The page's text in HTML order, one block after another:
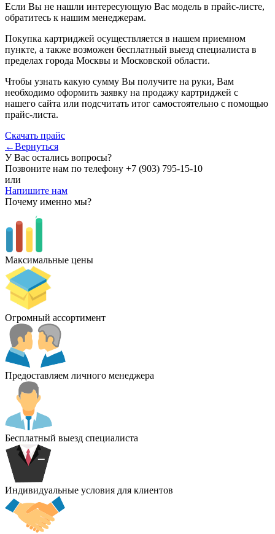
Если Вы не нашли интересующую Вас модель в прайс-листе,
обратитесь к нашим менеджерам.
Покупка картриджей осуществляется в нашем приемном
пункте, а также возможен бесплатный выезд специалиста в
пределах города Москвы и Московской области.
Чтобы узнать какую сумму Вы получите на руки, Вам
необходимо оформить заявку на продажу картриджей с
нашего сайта или подсчитать итог самостоятельно с помощью
прайс-листа.
Скачать прайс
←Вернуться
У Вас остались вопросы?
Позвоните нам по телефону +7 (903) 795-15-10
или
Напишите нам
Почему именно мы?
Максимальные цены
Огромный ассортимент
Предоставляем личного менеджера
Бесплатный выезд специалиста
Индивидуальные условия для клиентов